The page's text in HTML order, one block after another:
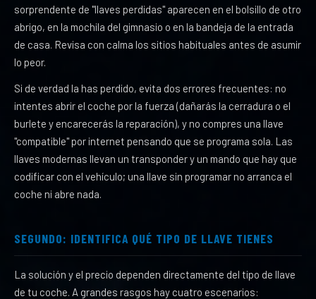
sorprendente de "llaves perdidas" aparecen en el bolsillo de otro
abrigo, en la mochila del gimnasio o en la bandeja de la entrada
de casa. Revisa con calma los sitios habituales antes de asumir
lo peor.
Si de verdad la has perdido, evita dos errores frecuentes: no
intentes abrir el coche por la fuerza (dañarás la cerradura o el
burlete y encarecerás la reparación), y no compres una llave
"compatible" por internet pensando que se programa sola. Las
llaves modernas llevan un transponder y un mando que hay que
codificar con el vehículo; una llave sin programar no arranca el
coche ni abre nada.
SEGUNDO: IDENTIFICA QUÉ TIPO DE LLAVE TIENES
La solución y el precio dependen directamente del tipo de llave
de tu coche. A grandes rasgos hay cuatro escenarios: